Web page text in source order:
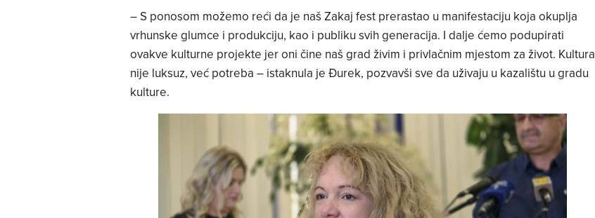
– S ponosom možemo reći da je naš Zakaj fest prerastao u manifestaciju koja okuplja
vrhunske glumce i produkciju, kao i publiku svih generacija. I dalje ćemo podupirati
ovakve kulturne projekte jer oni čine naš grad živim i privlačnim mjestom za život. Kultura
nije luksuz, već potreba – istaknula je Đurek, pozvavši sve da uživaju u kazalištu u gradu
kulture.